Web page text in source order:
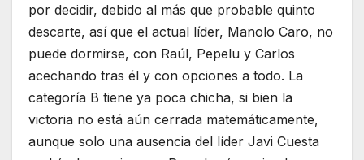
por decidir, debido al más que probable quinto
descarte, así que el actual líder, Manolo Caro, no
puede dormirse, con Raúl, Pepelu y Carlos
acechando tras él y con opciones a todo. La
categoría B tiene ya poca chicha, si bien la
victoria no está aún cerrada matemáticamente,
aunque solo una ausencia del líder Javi Cuesta